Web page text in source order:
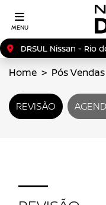
MENU
DRSUL Nissan - Rio
Home Pós Vendas
REVISÃO